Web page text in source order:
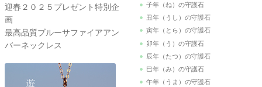
迎春２０２５プレゼント特別企
画
最高品質ブルーサファイアアン
バーネックレス
子年（ね）の守護石
丑年（うし）の守護石
寅年（とら）の守護石
卯年（う）の守護石
辰年（たつ）の守護石
巳年（み）の守護石
午年（うま）の守護石